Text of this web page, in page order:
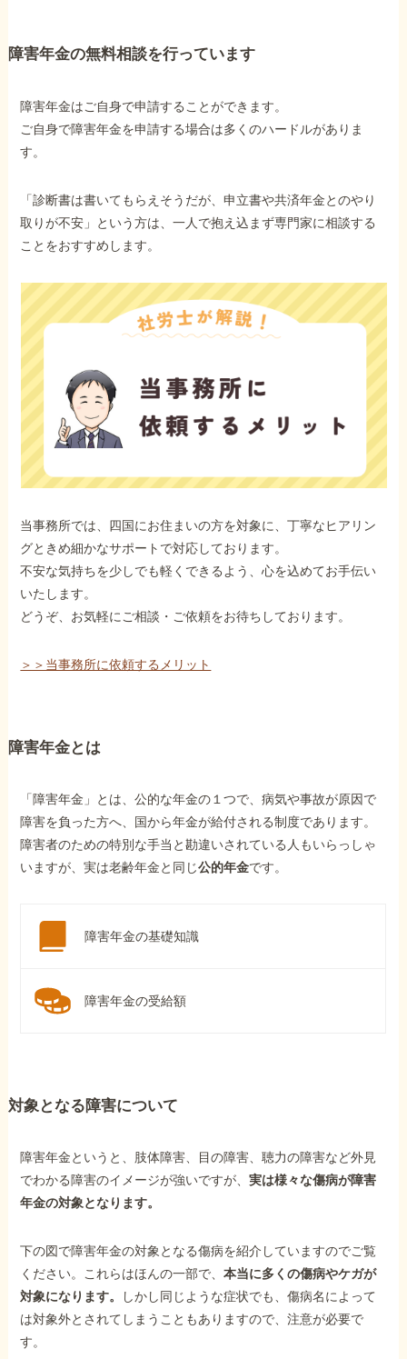
障害年金の無料相談を行っています
障害年金はご自身で申請することができます。
ご自身で障害年金を申請する場合は多くのハードルがありま
す。
「診断書は書いてもらえそうだが、申立書や共済年金とのやり
取りが不安」という方は、一人で抱え込まず専門家に相談する
ことをおすすめします。
当事務所では、四国にお住まいの方を対象に、丁寧なヒアリン
グときめ細かなサポートで対応しております。
不安な気持ちを少しでも軽くできるよう、心を込めてお手伝い
いたします。
どうぞ、お気軽にご相談・ご依頼をお待ちしております。
＞＞当事務所に依頼するメリット
障害年金とは
「障害年金」とは、公的な年金の１つで、病気や事故が原因で
障害を負った方へ、国から年金が給付される制度であります。
障害者のための特別な手当と勘違いされている人もいらっしゃ
いますが、実は老齢年金と同じ公的年金です。
障害年金の基礎知識
障害年金の受給額
対象となる障害について
障害年金というと、肢体障害、目の障害、聴力の障害など外見
でわかる障害のイメージが強いですが、実は様々な傷病が障害
年金の対象となります。
下の図で障害年金の対象となる傷病を紹介していますのでご覧
ください。これらはほんの一部で、本当に多くの傷病やケガが
対象になります。
しかし同じような症状でも、傷病名によって
は対象外とされてしまうこともありますので、注意が必要で
す。